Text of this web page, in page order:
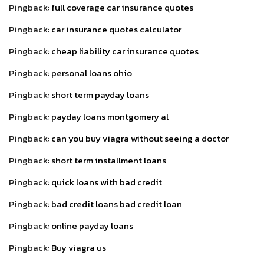
Pingback:full coverage car insurance quotes
Pingback:car insurance quotes calculator
Pingback:cheap liability car insurance quotes
Pingback:personal loans ohio
Pingback:short term payday loans
Pingback:payday loans montgomery al
Pingback:can you buy viagra without seeing a doctor
Pingback:short term installment loans
Pingback:quick loans with bad credit
Pingback:bad credit loans bad credit loan
Pingback:online payday loans
Pingback:Buy viagra us